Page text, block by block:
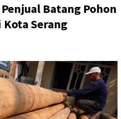
Batang Pohon
Serang